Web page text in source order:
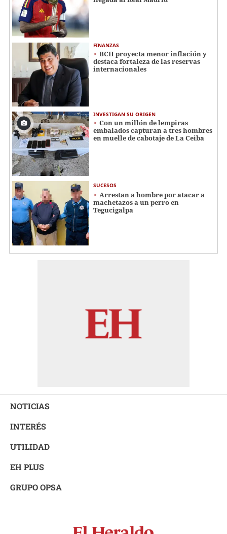
FINANZAS
BCH proyecta menor inflación y
destaca fortaleza de las reservas
internacionales
INVESTIGAN SU ORIGEN
Con un millón de lempiras
embalados capturan a tres hombres
en muelle de cabotaje de La Ceiba
SUCESOS
Arrestan a hombre por atacar a
machetazos a un perro en
Tegucigalpa
NOTICIAS
INTERÉS
UTILIDAD
EH PLUS
GRUPO OPSA